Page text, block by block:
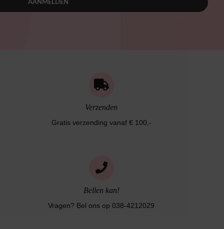
AANMELDEN
Verzenden
Gratis verzending vanaf € 100,-
Bellen kan!
Vragen? Bel ons op 038-4212029